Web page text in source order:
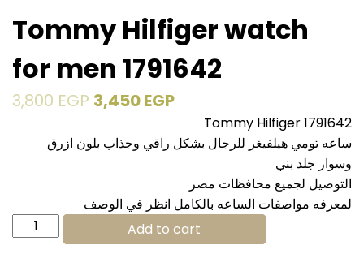
Tommy Hilfiger watch
for men 1791642
3,800 EGP 3,450EGP
Tommy Hilfiger 1791642
ساعه تومي هيلفيغر للرجال بشكل راقي وجذاب بلون ازرق
وسوار جلد بني
التوصيل لجميع محافظات مصر
لمعرفه مواصفات الساعه بالكامل انظر في الوصف
Tommy
Hilfiger
Add to cart